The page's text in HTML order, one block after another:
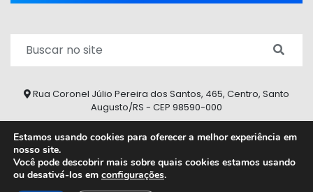
Rua Coronel Júlio Pereira dos Santos, 465, Centro, Santo
Augusto/RS - CEP 98590-000
Estamos usando cookies para oferecer a melhor experiência em
nosso site.
Você pode descobrir mais sobre quais cookies estamos usando
ou desativá-los em configurações.